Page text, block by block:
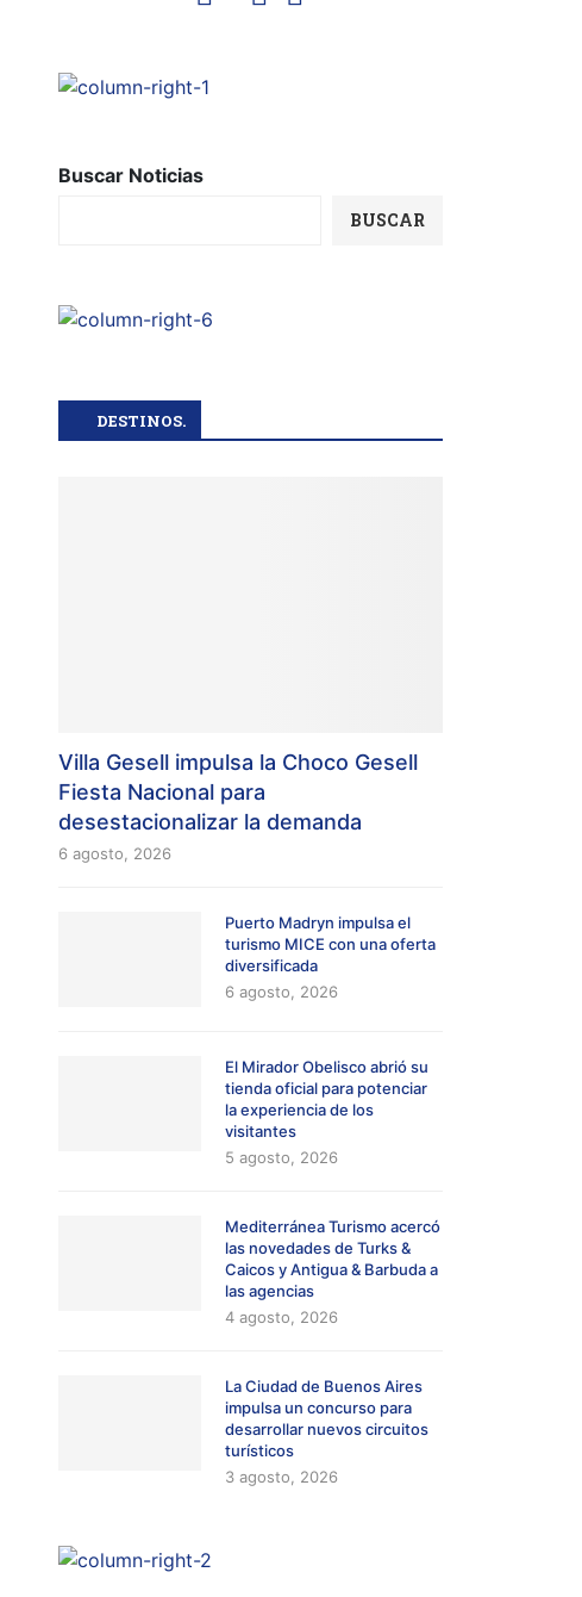
Buscar Noticias
BUSCAR
DESTINOS.
Villa Gesell impulsa la Choco Gesell
Fiesta Nacional para
desestacionalizar la demanda
6 agosto, 2026
Puerto Madryn impulsa el
turismo MICE con una oferta
diversificada
6 agosto, 2026
El Mirador Obelisco abrió su
tienda oficial para potenciar
la experiencia de los
visitantes
5 agosto, 2026
Mediterránea Turismo acercó
las novedades de Turks &
Caicos y Antigua & Barbuda a
las agencias
4 agosto, 2026
La Ciudad de Buenos Aires
impulsa un concurso para
desarrollar nuevos circuitos
turísticos
3 agosto, 2026